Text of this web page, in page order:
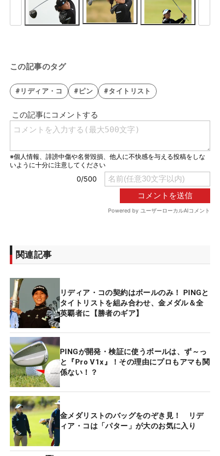
この記事のタグ
#リディア・コ #ピン #タイトリスト
関連記事
リディア・コの契約はボールのみ！ PINGと
タイトリストを組み合わせ、金メダル＆全
英覇者に【勝者のギア】
PINGが開発・検証に使うボールは、ず～っ
と『Pro V1x』！その理由にプロもアマも関
係ない！？
金メダリストのバッグをのぞき見！ リデ
ィア・コは「パター」が大のお気に入り